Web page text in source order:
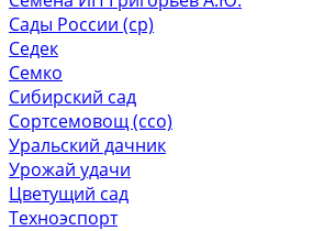
Сады России (ср)
Седек
Семко
Сибирский сад
Сортсемовощ (ссо)
Уральский дачник
Урожай удачи
Цветущий сад
Техноэспорт